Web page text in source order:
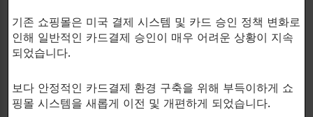
S7™ (그린 커피·녹차·강
황·체리·블루베리·브로콜
혈류 개선,
세포 활성
기존 쇼핑몰은 미국 결제 시스템 및 카드 승인 정책 변화로
인해 일반적인 카드결제 승인이 매우 어려운 상황이 지속
되었습니다.
보다 안정적인 카드결제 환경 구축을 위해 부득이하게 쇼
핑몰 시스템을 새롭게 이전 및 개편하게 되었습니다.